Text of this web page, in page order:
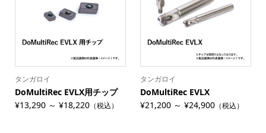
タンガロイ
DoMultiRec EVLX用チップ
¥13,290 ～ ¥18,220（税込）
タンガロイ
DoMultiRec EVLX
¥21,200 ～ ¥24,900 （税込）